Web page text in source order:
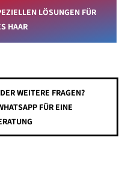
LÖSUNGEN FÜR
HAAR
WEITERE FRAGEN?
FÜR EINE